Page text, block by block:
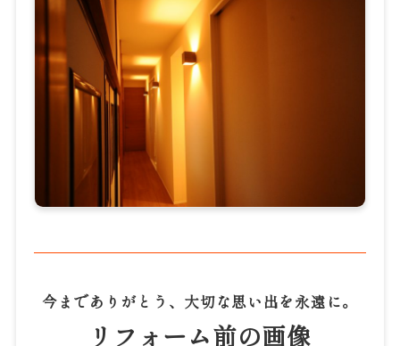
今までありがとう、大切な思い出を永遠に。
リフォーム前の画像